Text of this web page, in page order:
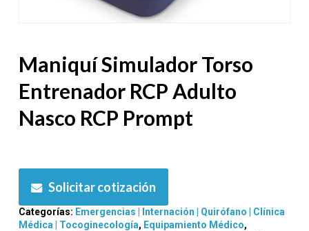
Maniquí Simulador Torso
Entrenador RCP Adulto
Nasco RCP Prompt
Solicitar cotización
Categorías: Emergencias | Internación | Quirófano | Clínica
Médica | Tocoginecología, Equipamiento Médico,